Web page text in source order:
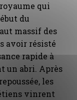
qui
du
massif des
avoir résisté
rapide à
un abri. Après
les
vinrent